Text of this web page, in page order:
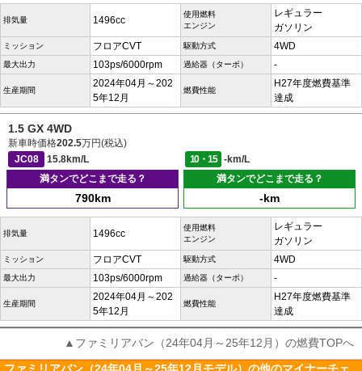
排気量 1496cc
使用燃料
エンジン
レギュラー
ガソリン
ミッション フロアCVT 駆動方式 4WD
最大出力 103ps/6000rpm 過給器（ターボ） -
生産期間
2024年04月～202
5年12月
燃費性能
H27年度燃費基準
達成
1.5 GX 4WD
新車時価格202.5万円(税込)
JC08
15.8km/L 10・15
-km/L
満タンでどこまで走る？
790km
満タンでどこまで走る？
-km
排気量 1496cc
使用燃料
エンジン
レギュラー
ガソリン
ミッション フロアCVT 駆動方式 4WD
最大出力 103ps/6000rpm 過給器（ターボ） -
生産期間
2024年04月～202
5年12月
燃費性能
H27年度燃費基準
達成
▲ファミリアバン（24年04月～25年12月）の燃費TOPへ